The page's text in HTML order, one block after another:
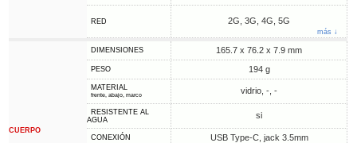
RED 2G, 3G, 4G, 5G
más ↓
CUERPO
DIMENSIONES 165.7 x 76.2 x 7.9 mm
PESO 194 g
MATERIAL
frente, abajo, marco vidrio, -, -
RESISTENTE AL
AGUA
si
CONEXIÓN USB Type-C, jack 3.5mm